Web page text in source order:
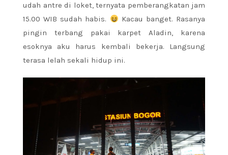
udah antre di loket, ternyata pemberangkatan jam
15.00 WIB sudah habis.
Kacau banget. Rasanya
pingin terbang pakai karpet Aladin, karena
esoknya aku harus kembali bekerja. Langsung
terasa lelah sekali hidup ini.